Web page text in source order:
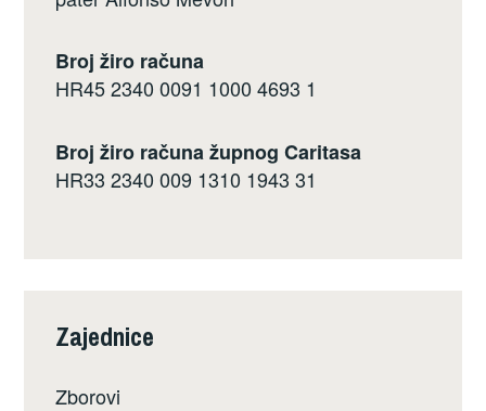
Broj žiro računa
HR45 2340 0091 1000 4693 1
Broj žiro računa župnog Caritasa
HR33 2340 009 1310 1943 31
Zajednice
Zborovi